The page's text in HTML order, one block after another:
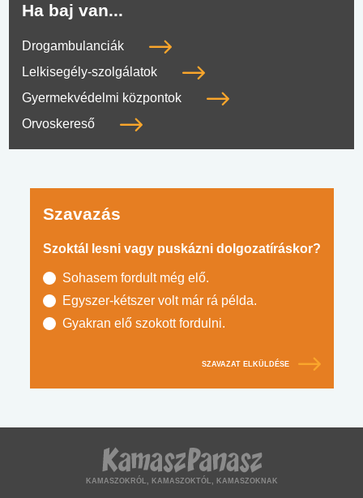
Ha baj van...
Drogambulanciák
Lelkisegély-szolgálatok
Gyermekvédelmi központok
Orvoskereső
Szavazás
Szoktál lesni vagy puskázni dolgozatíráskor?
Sohasem fordult még elő.
Egyszer-kétszer volt már rá példa.
Gyakran elő szokott fordulni.
SZAVAZAT ELKÜLDÉSE
KAMASZOKRÓL, KAMASZOKTÓL, KAMASZOKNAK